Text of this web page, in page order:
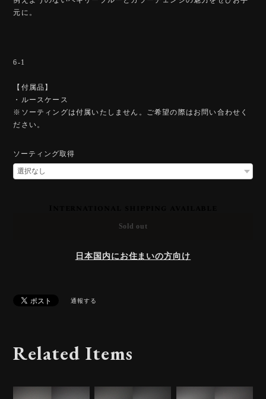
元に。
6-1
【付属品】
・ルースケース
※ソーティングは付属いたしません。ご希望の際はお問い合わせく
ださい。
ソーティング取得
Sold out
日本国内にお住まいの方向け
通報する
Related Items